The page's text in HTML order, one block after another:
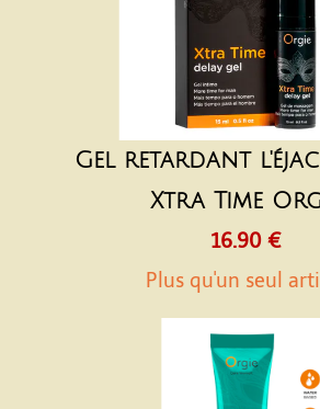
Gel retardant
Xtra Time
16.90 €
Plus qu'un seul